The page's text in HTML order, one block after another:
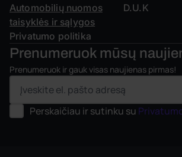
Automobilių nuomos
taisyklės ir sąlygos
Privatumo politika
D.U.K
Prenumeruok mūsų
Prenumeruok ir gauk visas naujienas pirmas!
Perskaičiau ir sutinku su